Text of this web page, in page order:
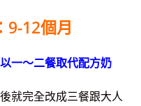
9-12個月
一～二餐取代配方奶
就完全改成三餐跟大人